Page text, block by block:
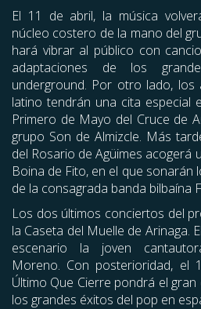
El 11 de abril, la música
núcleo costero de la mano del
hará vibrar al público con
adaptaciones de los
underground. Por otro lado, los
latino tendrán una cita especial
Primero de Mayo del Cruce de
grupo Son de Almizcle. Más
del Rosario de Agüimes acogerá
Boina de Fito, en el que sonarán
de la consagrada banda bilbaína
Los dos últimos conciertos del
la Caseta del Muelle de Arinaga.
escenario la joven
Moreno. Con posterioridad, el
Último Que Cierre pondrá el
los grandes éxitos del pop en